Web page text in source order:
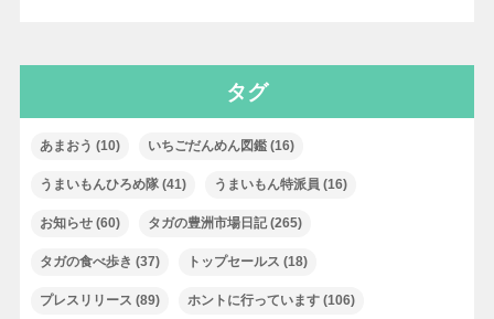
タグ
あまおう (10) いちごだんめん図鑑(16)
うまいもんひろめ隊(41) うまいもん特派員 (16)
お知らせ(60) タガの豊洲市場日記(265)
タガの食べ歩き (37) トップセールス (18)
プレスリリース (89) ホントに行っています(106)